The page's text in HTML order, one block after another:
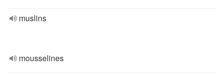
muslins
mousselines